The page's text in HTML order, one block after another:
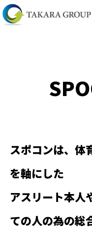
スポコンは、体
を軸にした
アスリート本人
ての人の為の総